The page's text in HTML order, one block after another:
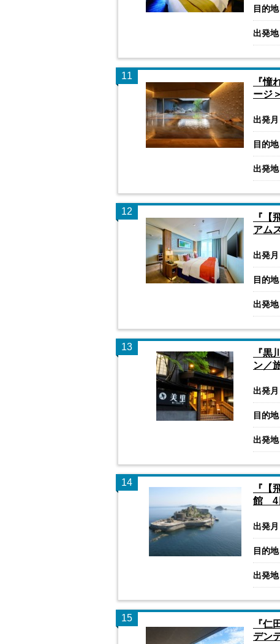
目的地
出発地
11
『憧
ージ＞
出発月
目的地
出発地
12
『
アム
出発月
目的地
出発地
13
『
ン／
出発月
目的地
出発地
14
『【
館 4
出発月
目的地
出発地
15
『仁
デン